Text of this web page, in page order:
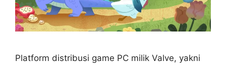
Platform distribusi game PC milik Valve, yakni